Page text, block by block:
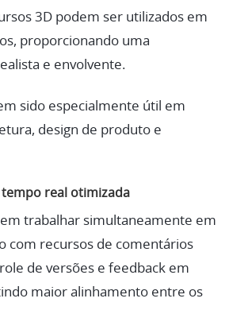
3D podem ser utilizados em
proporcionando uma
e envolvente.
sido especialmente útil em
design de produto e
real otimizada
trabalhar simultaneamente em
com recursos de comentários
de versões e feedback em
maior alinhamento entre os